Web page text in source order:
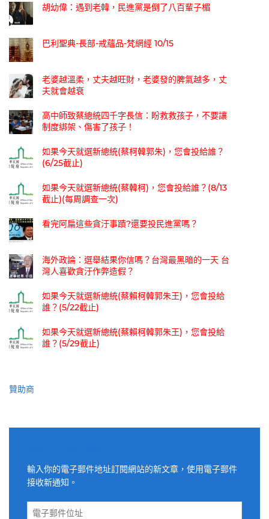
胡幼偉：遇到老韓，民進黨是倒了八百輩子楣
巴利聖典-長部-戒蘊品-梵網經 10/15
老婆越溫柔，丈夫越旺財，老婆發的脾氣越多，丈
夫就會越衰
高中師致蔡總統四千字長信：盼救救孩子，不要讓
制度綁架、傷害了孩子！
如果今天就選新總統(蔡柯韓郭朱)，您會投給誰？
(6/25截止)
如果今天就選新總統(蔡韓柯)，您會投給誰？(8/13
截止)(每周調查一次)
看完阿扁這些貪汙事蹟?還要投民進黨嗎？
海外政論：選舉結果你信嗎？台灣最黑暗的一天 台
灣人喜歡貪汙作弊造假？
如果今天就選新總統(蔡賴柯韓郭朱王)，您會投給
誰？(5/22截止)
如果今天就選新總統(蔡賴柯韓郭朱王)，您會投給
誰？(5/29截止)
贊助商
輸入你的電子郵件地址訂閱網站的新文章，使用電子郵件
接收新通知。
電